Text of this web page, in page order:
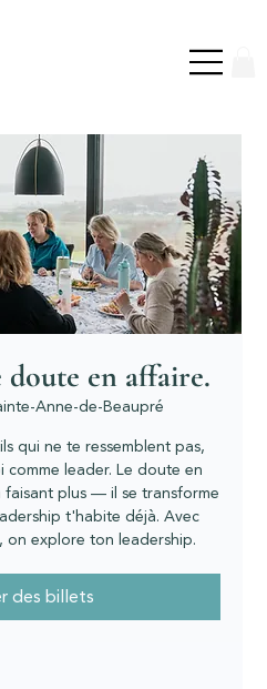
en affaire.
Anne-de-Beaupré
qui ne te ressemblent pas,
leader. Le doute en
plus — il se transforme
t'habite déjà. Avec
explore ton leadership.
des billets